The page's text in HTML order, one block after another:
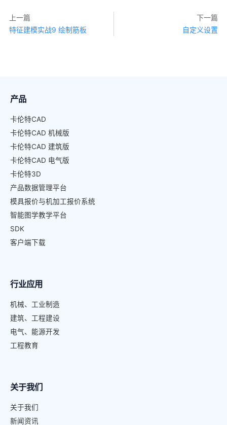
上一篇
特征建模实战9 绘制筋板
下一篇
自定义设置
产品
卡伦特CAD
卡伦特CAD 机械版
卡伦特CAD 建筑版
卡伦特CAD 电气版
卡伦特3D
产品数据管理平台
模具报价与机加工报价系统
智能图学教学平台
SDK
客户端下载
行业应用
机械、工业制造
建筑、工程建设
电气、能源开发
工程教育
关于我们
关于我们
新闻资讯